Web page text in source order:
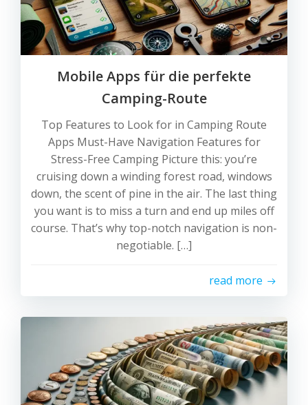
Mobile Apps für die perfekte
Camping-Route
Top Features to Look for in Camping Route
Apps Must-Have Navigation Features for
Stress-Free Camping Picture this: you’re
cruising down a winding forest road, windows
down, the scent of pine in the air. The last thing
you want is to miss a turn and end up miles off
course. That’s why top-notch navigation is non-
negotiable. […]
read more